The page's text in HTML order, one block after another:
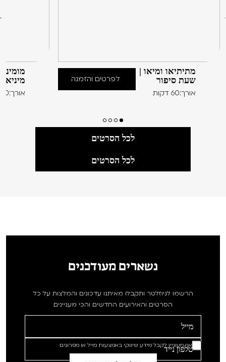
מתיתיאו ומיאו |
שעת סיפור
אורך:60 דקות
לפרטים והזמנה
אורך:60 דקות
לכל הסרטים
לכל הסרטים
נשארים מעודכנים
הרשמו לניוזלטר ותקבלו מאיתנו עדכונים והמלצות על כל
הסרטים והאירועים החדשים והכי מעניינים
אני מעוניין לקבל מידע שיווקי באמצעות מייל או מסרונים